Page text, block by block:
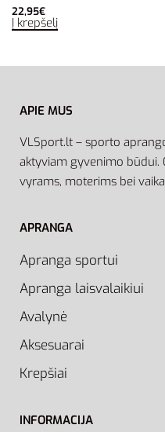
22,95€
Į krepšelį
APIE MUS
VLSport.lt – sporto
aktyviam gyvenimo būdui.
vyrams, moterims bei
APRANGA
Apranga sportui
Apranga laisvalaikiui
Avalynė
Aksesuarai
Krepšiai
INFORMACIJA